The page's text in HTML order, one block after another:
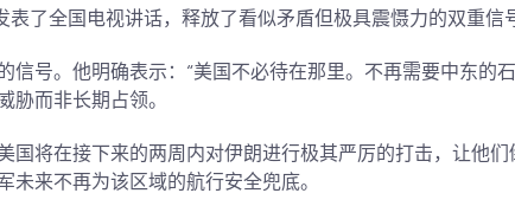
表了全国电视讲话， 释放了看似矛盾但极具震慑力的双重信
信号。他明确表示：“美国不必待在那里。不再需要中东的
而非长期占领。
国将在接下来的两周内对伊朗进行极其严厉的打击， 让他们
未来不再为该区域的航行安全兜底。